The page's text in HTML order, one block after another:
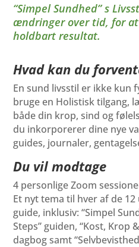
“Simpel Sundhed” s
ændringer over tid, for
holdbart resultat.
Hvad kan du
En sund livsstil er ikke kun
bruge en Holistisk tilgang,
både din krop, sind og
du inkorporerer dine nye
guides, journaler,
Du vil modtage
4 personlige Zoom
Et nyt tema til hver af de
guide, inklusiv: “Simpel
Steps” guiden, “Kost, Krop
dagbog samt